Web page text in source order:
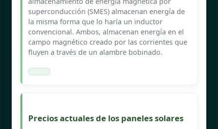
superconducción (SMES) almacenan energía de
la misma forma que lo haría un inductor
convencional. Ambos, almacenan energía en el
campo magnético creado por las corrientes que
fluyen a través de un alambre bobinado.
Precios actuales de los paneles solares